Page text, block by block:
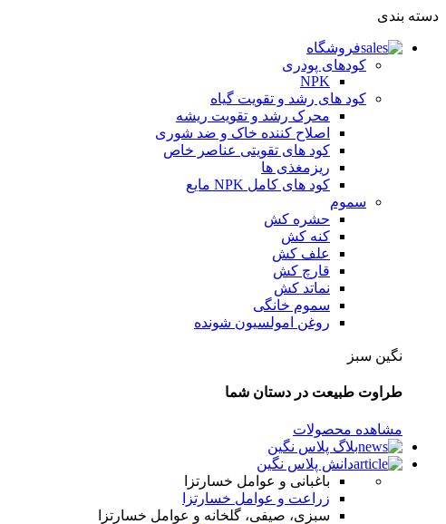
دسته بندی
فروشگاه
کودهای پودری
NPK
کود های رشد و تقویت گیاه
محرک رشد و تقویت ریشه
اصلاح کننده خاک و ضد شوری
کود های تقویتی عناصر خاص
ریزمغذی ها
کود های کامل NPK مایع
سموم
حشره کش
کنه کش
علف کش
قارچ کش
نماتد کش
سموم خانگی
روغن امولسیون شونده
نگین سبز
طراوت طبیعت در دستان شما
مشاهده محصولات
بلاگ پلاس نگین
دانش پلاس نگین
باغبانی و عوامل خسارتزا
زراعت و عوامل خسارتزا
سبزی، صیفی، گلخانه و عوامل خسارتزا